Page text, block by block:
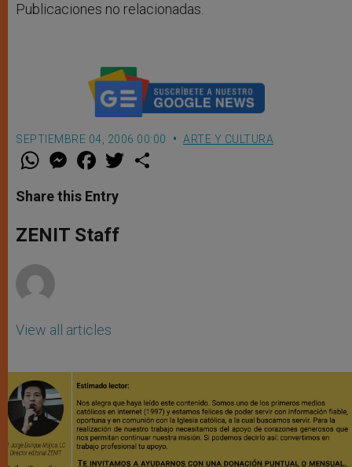
Publicaciones no relacionadas.
SEPTIEMBRE 04, 2006 00:00 ARTE Y CULTURA
W
t
s
p
p
M
e
s
e
g
e
F
a
e
b
o
k
w
Share this Entry
ZENIT Staff
View all articles